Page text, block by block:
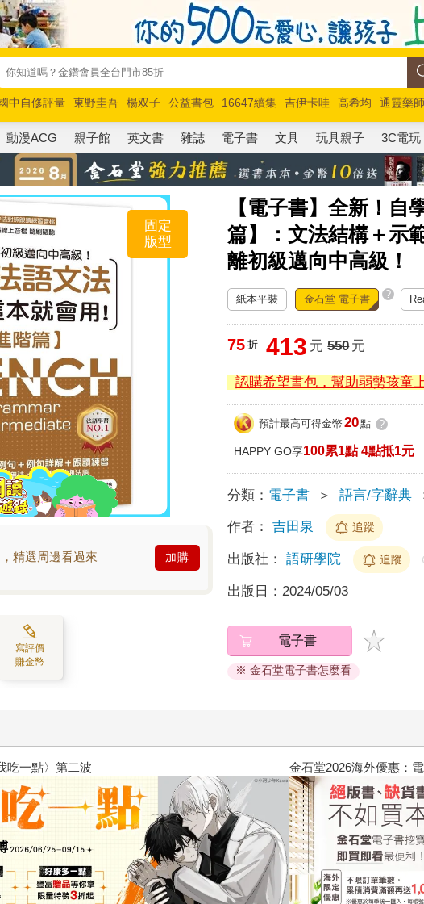
國中自修評量 東野圭吾 楊双子 公益書包 16647續集 吉伊卡哇 高希均
通靈藥師
紅花綻放
奧德賽 路邊攤新作 馬斯克 玩具總動員5 超慢跑
動漫ACG 親子館 英文書 雜誌 電子書 文具 玩具親子 3C電玩
【電子書】全新！
篇】：文法結構＋示
離初級邁向中高級！
固定
版型
精選周邊看過來 加購
寫評價
賺金幣
紙本平裝 金石堂 電子書 ?
75 折 413 元 550元
認購希望書包，幫助弱勢孩童
預計最高可得金幣 20點 ?
HAPPY GO享100累1點 4點抵1元
分類： 電子書 ＞ 語言/字辭典
作者： 吉田泉 追蹤
出版社： 語研學院 追蹤
出版日： 2024/05/03
電子書
※ 金石堂電子書怎麼看
2026金石堂暑假漫博〈你